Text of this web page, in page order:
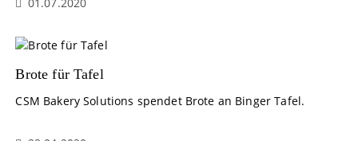
Brote für Tafel
CSM Bakery Solutions spendet Brote an Binger Tafel.